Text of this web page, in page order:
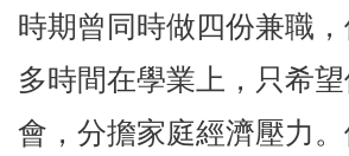
時期曾同時做四份兼職
多時間在學業上，只希
會，分擔家庭經濟壓力